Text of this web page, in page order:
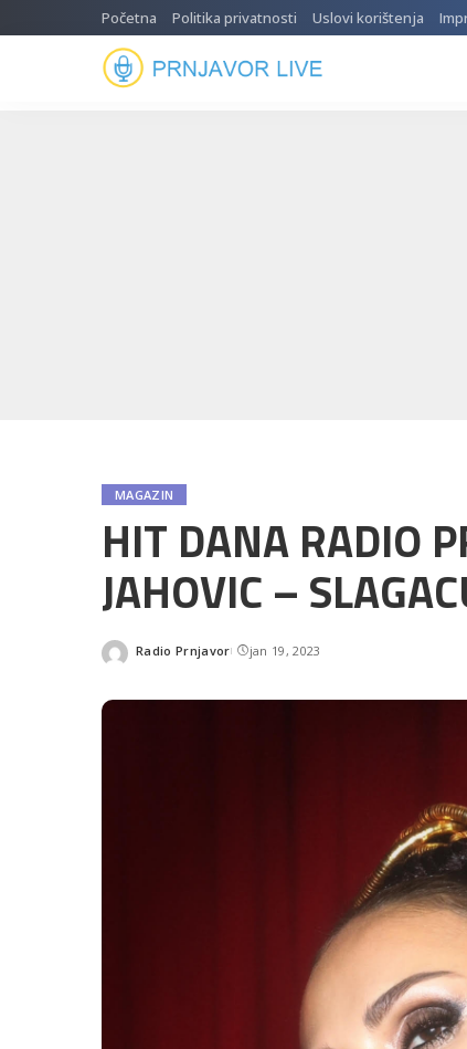
Početna Politika privatnosti Uslovi korištenja
MAGAZIN
HIT DANA RADIO
JAHOVIC –
Posted
Radio Prnjavor jan 19, 2023